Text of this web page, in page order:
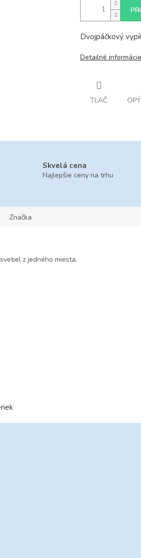
Dvojpáčkový
Detailné informácie
TLAČ
Skvelá cena
Najlepšie ceny na trhu
Značka
z jedného miesta.